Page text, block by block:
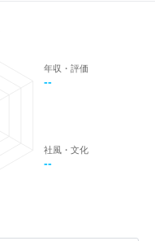
年収・評価
--
社風・文化
--